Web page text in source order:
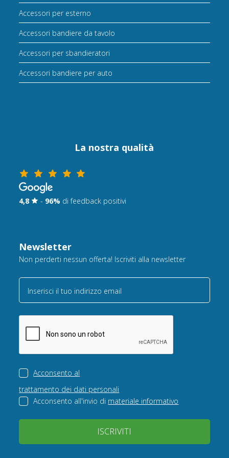
Accessori per esterno
Accessori bandiere da tavolo
Accessori per sbandieratori
Accessori bandiere per auto
La nostra qualità
4,8 - 96% di feedback positivi
Newsletter
Non perderti nessun offerta! Iscriviti alla newsletter
Inserisci il tuo indirizzo email
Acconsento al
trattamento dei dati personali
Acconsento all'invio di materiale informativo
ISCRIVITI